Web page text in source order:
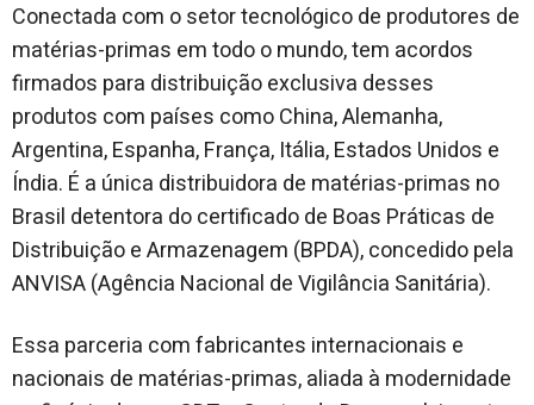
Conectada com o setor tecnológico de produtores de
matérias-primas em todo o mundo, tem acordos
firmados para distribuição exclusiva desses
produtos com países como China, Alemanha,
Argentina, Espanha, França, Itália, Estados Unidos e
Índia. É a única distribuidora de matérias-primas no
Brasil detentora do certificado de Boas Práticas de
Distribuição e Armazenagem (BPDA), concedido pela
ANVISA (Agência Nacional de Vigilância Sanitária).
Essa parceria com fabricantes internacionais e
nacionais de matérias-primas, aliada à modernidade